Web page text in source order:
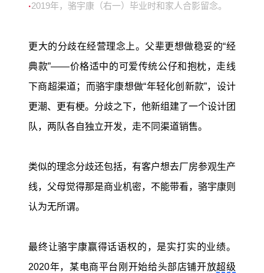
·2019年，骆宇康（右一）毕业时和家人合影留念。
更大的分歧在经营理念上。父辈更想做稳妥的“经
典款”——价格适中的可爱传统公仔和抱枕，走线
下商超渠道；而骆宇康想做“年轻化创新款”，设计
更潮、更有梗。分歧之下，他新组建了一个设计团
队，两队各自独立开发，走不同渠道销售。
类似的理念分歧还包括，有客户想去厂房参观生产
线，父母觉得那是商业机密，不能带看，骆宇康则
认为无所谓。
最终让骆宇康赢得话语权的，是实打实的业绩。
2020年，某电商平台刚开始给头部店铺开放超级